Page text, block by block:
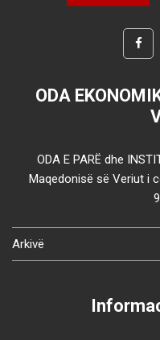
ODA
ODA E PARË dhe
Maqedonisë së Veriut i
Arkivë